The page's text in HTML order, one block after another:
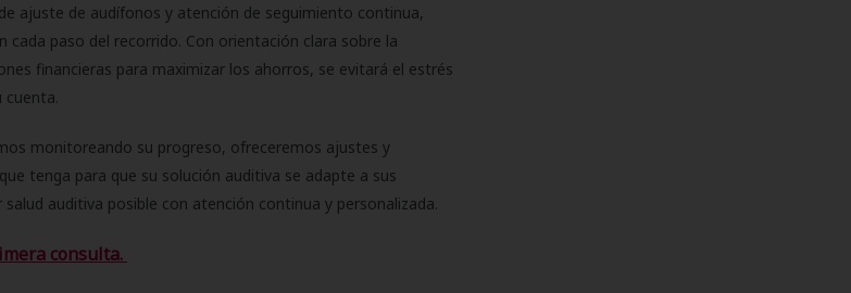
ajuste de audífonos y atención de seguimiento continua,
cada paso del recorrido. Con orientación clara sobre la
financieras para maximizar los ahorros, se evitará el estrés
cuenta.
monitoreando su progreso, ofreceremos ajustes y
tenga para que su solución auditiva se adapte a sus
auditiva posible con atención continua y personalizada.
consulta.